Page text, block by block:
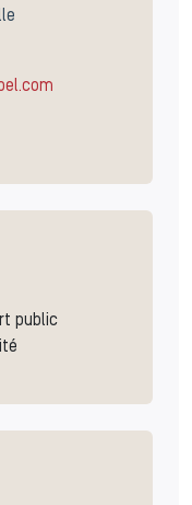
public